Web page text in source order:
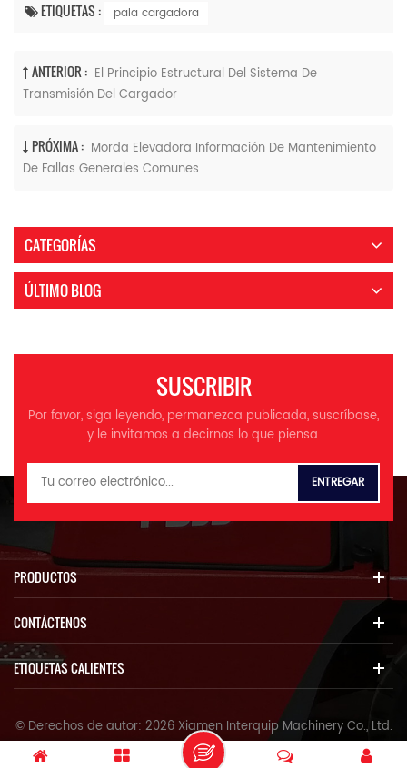
ETIQUETAS : pala cargadora
ANTERIOR : El Principio Estructural Del Sistema De
Transmisión Del Cargador
PRÓXIMA : Morda Elevadora Información De Mantenimiento
De Fallas Generales Comunes
CATEGORÍAS
ÚLTIMO BLOG
SUSCRIBIR
Por favor, siga leyendo, permanezca publicada, suscríbase,
y le invitamos a decirnos lo que piensa.
PRODUCTOS
CONTÁCTENOS
ETIQUETAS CALIENTES
© Derechos de autor: 2026 Xiamen Interquip Machinery Co., Ltd.
Reservados todos los derechos.